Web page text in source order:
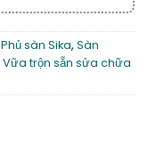
Phủ sàn Sika, Sàn
Vữa trộn sẵn sửa chữa